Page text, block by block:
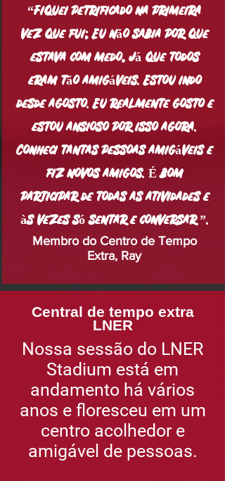
“Fiquei petrificado na primeira
vez que fui; Eu não sabia por que
estava com medo, já que todos
eram tão amigáveis. Estou indo
desde agosto. Eu realmente gosto e
estou ansioso por isso agora.
Conheci tantas pessoas amigáveis e
fiz novos amigos. É bom
participar de todas as atividades e
às vezes só sentar e conversar ”.
Membro do Centro de Tempo
Extra, Ray
Central de tempo extra
LNER
Nossa sessão do LNER
Stadium está em
andamento há vários
anos e floresceu em um
centro acolhedor e
amigável de pessoas.